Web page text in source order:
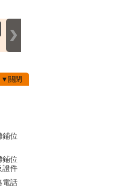
▼關閉
鋪位
鋪位
證件
電話